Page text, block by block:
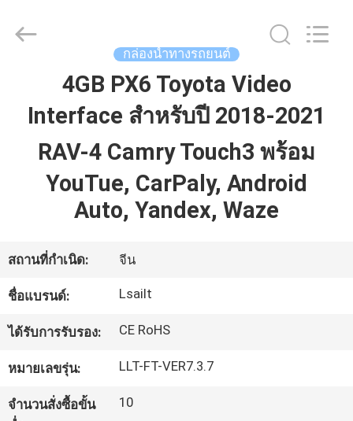
สินค้า
เกี่ยว
กับ
เรา
ทัวร์
Automobile
Electron
กล่องนำทางรถยนต์
4GB PX6 Toyota Video
Interface สำหรับปี 2018-2021
RAV-4 Camry Touch3 พร้อม
YouTue, CarPaly, Android
Auto, Yandex, Waze
สถานที่กำเนิด: จีน
ชื่อแบรนด์: Lsailt
ได้รับการรับรอง: CE RoHS
หมายเลขรุ่น: LLT-FT-VER7.3.7
จำนวนสั่งซื้อขั้น
10